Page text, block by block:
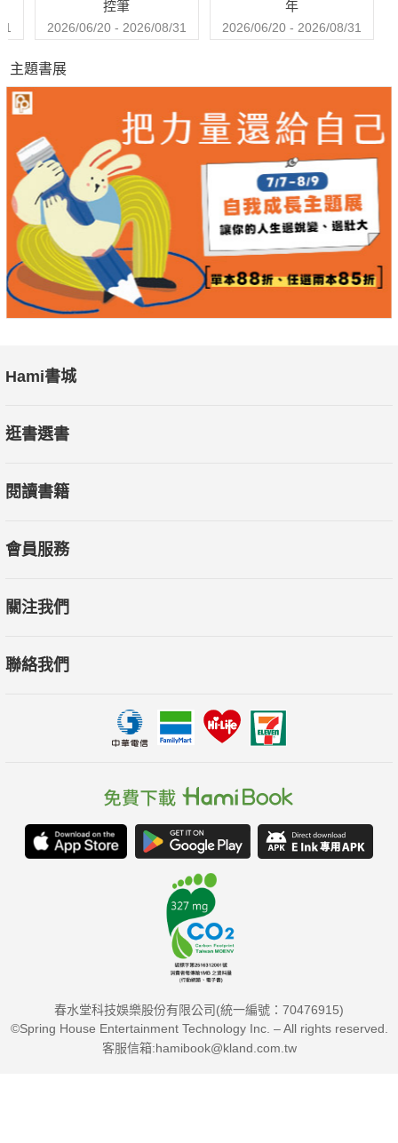
控筆
2026/06/20 - 2026/08/31
年
2026/06/20 - 2026/08/31
主題書展
Hami書城
逛書選書
閱讀書籍
會員服務
關注我們
聯絡我們
春水堂科技娛樂股份有限公司(統一編號：70476915)
©Spring House Entertainment Technology Inc. – All rights reserved.
客服信箱:hamibook@kland.com.tw